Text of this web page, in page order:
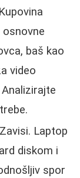
baš kao
video
Zavisi. Laptop
diskom i
spor